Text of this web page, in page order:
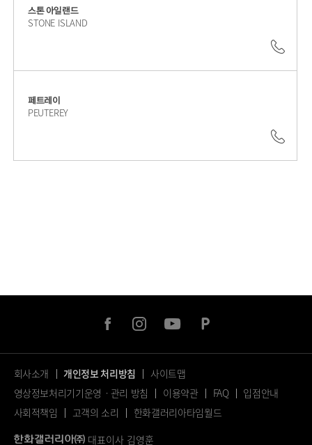
스톤 아일랜드
STONE ISLAND
페트레이
PEUTEREY
facebookinstagramyoutube
회사소개 개인정보 처리방침
사이트맵
영상정보처리기기운영ㆍ관리 방침
이용약관 FAQ
입점안내
사회적책임
고객의 소리
한화갤러리아타임월드
대표이사 김영훈